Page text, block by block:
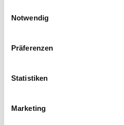
Notwendig
Präferenzen
Statistiken
Marketing
BLEIBEN SIE
Abonnieren Sie den
Reiserouten, Ideen und